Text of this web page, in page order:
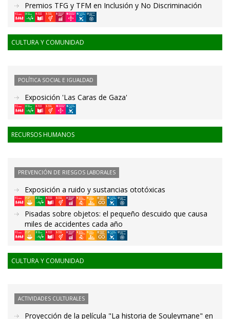
Premios TFG y TFM en Inclusión y No Discriminación
CULTURA Y COMUNIDAD
POLÍTICA SOCIAL E IGUALDAD
Exposición 'Las Caras de Gaza'
RECURSOS HUMANOS
PREVENCIÓN DE RIESGOS LABORALES
Exposición a ruido y sustancias ototóxicas
Pisadas sobre objetos: el pequeño descuido que causa
miles de accidentes cada año
CULTURA Y COMUNIDAD
ACTIVIDADES CULTURALES
Proyección de la película "La historia de Souleymane" en